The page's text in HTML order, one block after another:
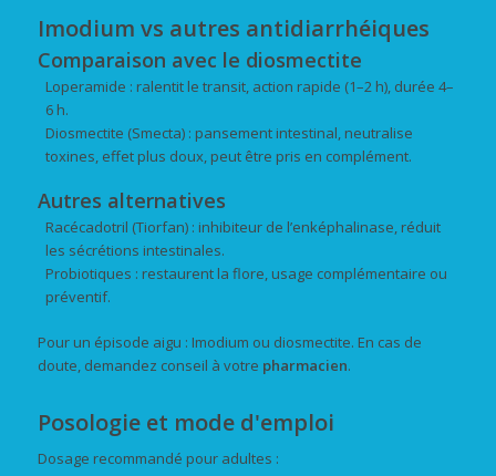
Imodium vs autres antidiarrhéiques
Comparaison avec le diosmectite
Loperamide : ralentit le transit, action rapide (1–2 h), durée 4–
6 h.
Diosmectite (Smecta) : pansement intestinal, neutralise
toxines, effet plus doux, peut être pris en complément.
Autres alternatives
Racécadotril (Tiorfan) : inhibiteur de l’enképhalinase, réduit
les sécrétions intestinales.
Probiotiques : restaurent la flore, usage complémentaire ou
préventif.
Pour un épisode aigu : Imodium ou diosmectite. En cas de
doute, demandez conseil à votre pharmacien.
Posologie et mode d'emploi
Dosage recommandé pour adultes :